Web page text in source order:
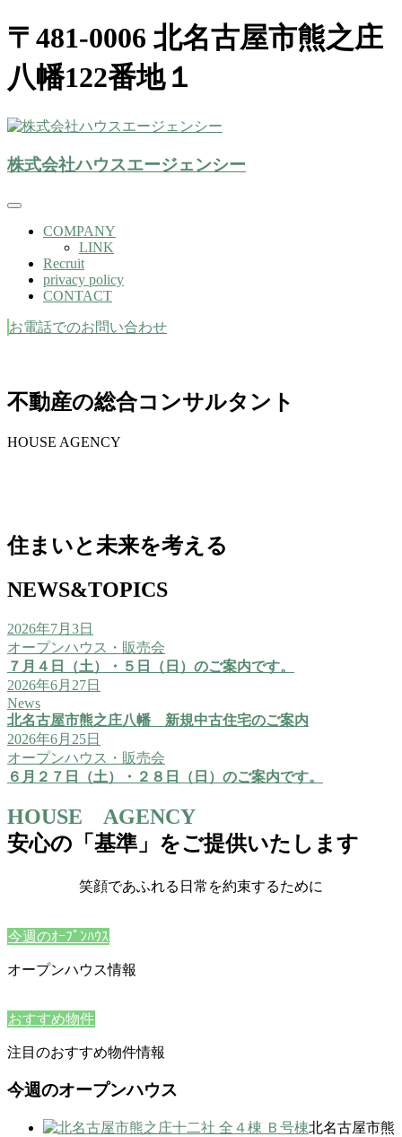
〒481-0006 北名古屋市熊之庄
八幡122番地１
株式会社ハウスエージェンシ
ー
株式会社ハウスエージェンシー
COMPANY
LINK
Recruit
privacy policy
CONTACT
お電話でのお問い合わせ
不動産の総合コンサルタント
HOUSE AGENCY
住まいと未来を考える
NEWS&TOPICS
2026年7月3日
オープンハウス・販売会
７月４日（土）・５日（日）のご案内です。
2026年6月27日
News
北名古屋市熊之庄八幡 新規中古住宅のご案内
2026年6月25日
オープンハウス・販売会
６月２７日（土）・２８日（日）のご案内です。
HOUSE AGENCY
安心の「基準」をご提供いたします
笑顔であふれる日常を約束するために
今週のｵｰﾌﾟﾝﾊｳｽ
オープンハウス情報
おすすめ物件
注目のおすすめ物件情報
今週のオープンハウス
北名古屋市熊